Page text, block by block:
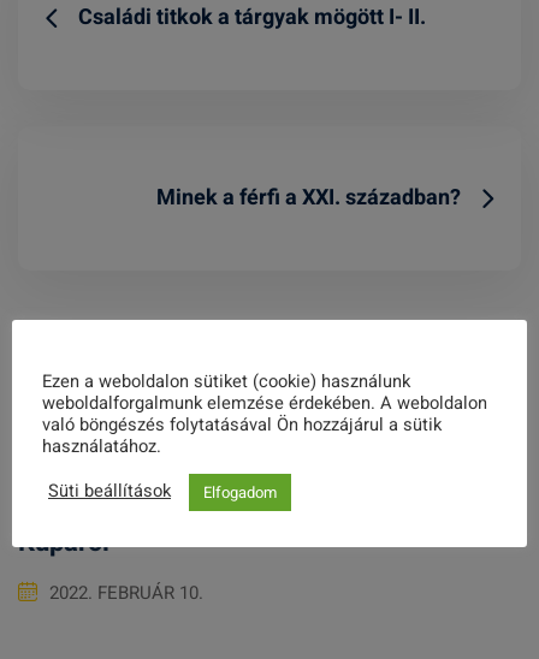
Családi titkok a tárgyak mögött I- II.
Minek a férfi a XXI. században?
Sajtótájékoztató a Magyary Teqball
Kupáról
2022. FEBRUÁR 10.
Ezen a weboldalon sütiket (cookie) használunk
weboldalforgalmunk elemzése érdekében. A weboldalon
való böngészés folytatásával Ön hozzájárul a sütik
használatához.
Süti beállítások
Elfogadom